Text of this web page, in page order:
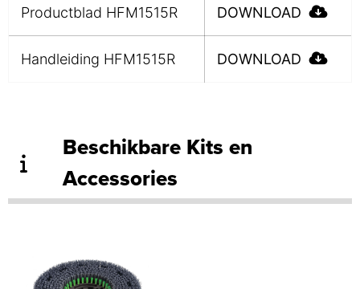
Productblad HFM1515R DOWNLOAD
Handleiding HFM1515R DOWNLOAD
Beschikbare Kits en
Accessories